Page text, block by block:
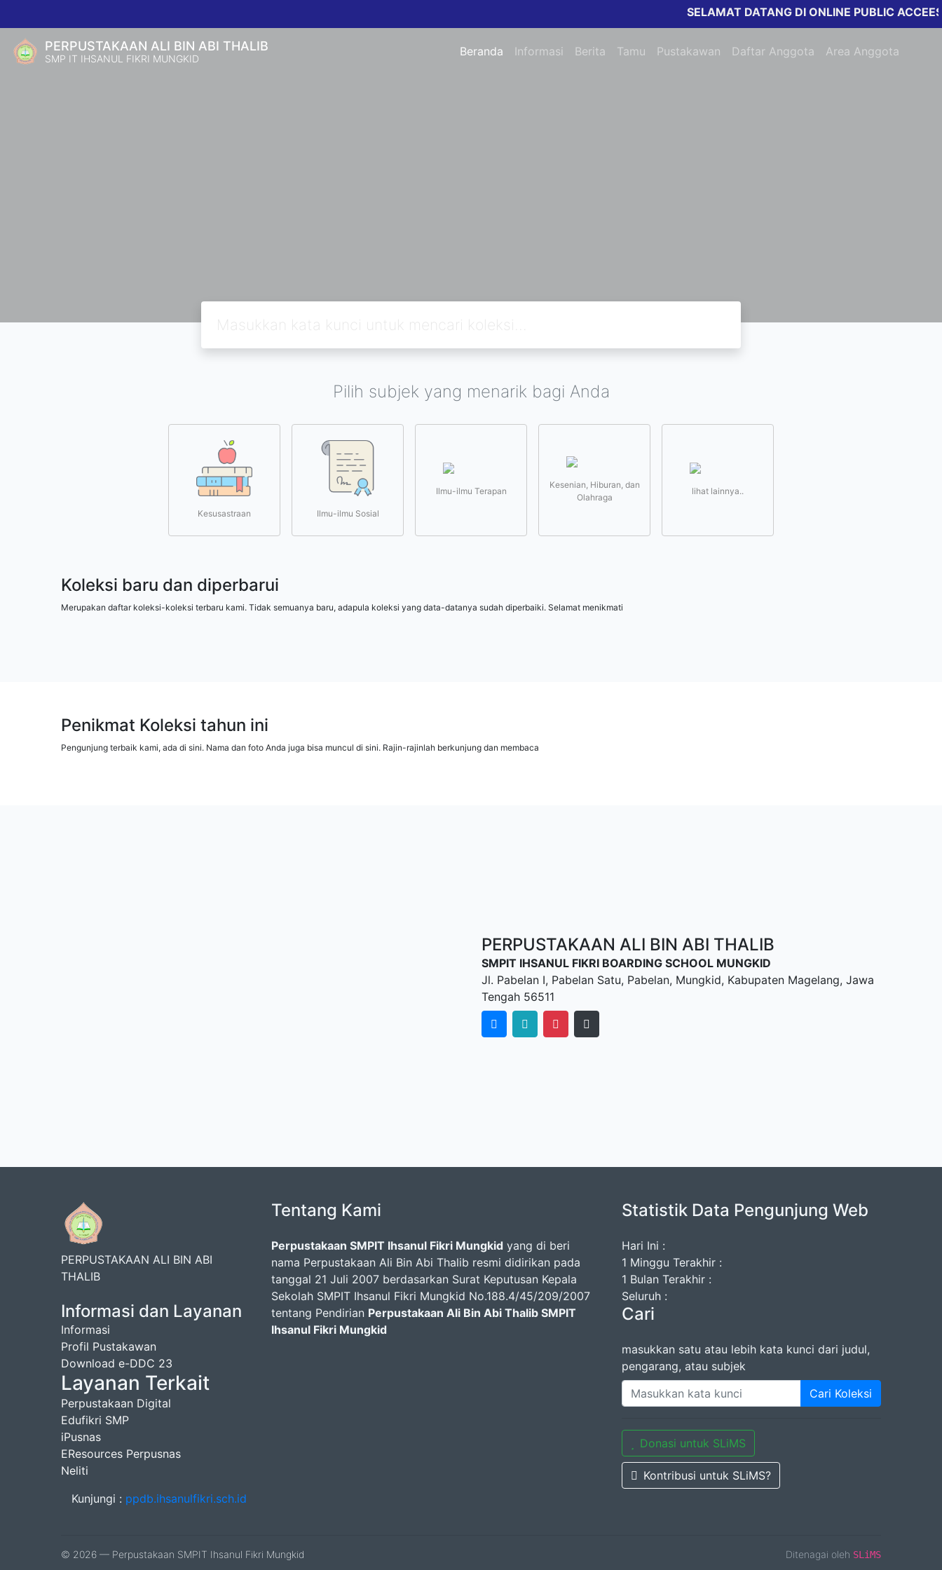
SELAMAT DATANG DI ONLINE PUBLIC
PERPUSTAKAAN ALI BIN ABI THALIB
SMP IT IHSANUL FIKRI MUNGKID Beranda Informasi Berita Tamu Pustakawan Daftar Anggota Area Anggota
Pilih subjek yang menarik bagi Anda
Kesusastraan Ilmu-ilmu Sosial
Ilmu-ilmu Terapan
Kesenian, Hiburan, dan
Olahraga
lihat lainnya..
Koleksi baru dan diperbarui
Merupakan daftar koleksi-koleksi terbaru kami. Tidak semuanya baru, adapula koleksi yang data-datanya sudah diperbaiki. Selamat menikmati
Penikmat Koleksi tahun ini
Pengunjung terbaik kami, ada di sini. Nama dan foto Anda juga bisa muncul di sini. Rajin-rajinlah berkunjung dan membaca
PERPUSTAKAAN ALI BIN ABI THALIB
SMPIT IHSANUL FIKRI BOARDING SCHOOL MUNGKID
Jl. Pabelan I, Pabelan Satu, Pabelan, Mungkid, Kabupaten Magelang, Jawa
Tengah 56511
PERPUSTAKAAN ALI BIN ABI
THALIB
Informasi dan Layanan
Informasi
Profil Pustakawan
Download e-DDC 23
Layanan Terkait
Perpustakaan Digital
Edufikri SMP
iPusnas
EResources Perpusnas
Neliti
Kunjungi : ppdb.ihsanulfikri.sch.id
Tentang Kami
Perpustakaan SMPIT Ihsanul Fikri Mungkid yang di beri
nama Perpustakaan Ali Bin Abi Thalib resmi didirikan pada
tanggal 21 Juli 2007 berdasarkan Surat Keputusan Kepala
Sekolah SMPIT Ihsanul Fikri Mungkid No.188.4/45/209/2007
tentang Pendirian Perpustakaan Ali Bin Abi Thalib SMPIT
Ihsanul Fikri Mungkid
Statistik Data Pengunjung Web
Hari Ini :
1 Minggu Terakhir :
1 Bulan Terakhir :
Seluruh :
Cari
masukkan satu atau lebih kata kunci dari judul,
pengarang, atau subjek
Cari Koleksi
Donasi untuk SLiMS
Kontribusi untuk SLiMS?
© 2026 — Perpustakaan SMPIT Ihsanul Fikri Mungkid Ditenagai oleh SLiMS